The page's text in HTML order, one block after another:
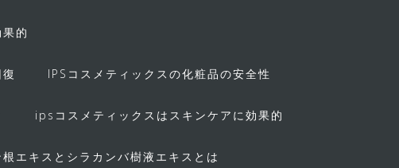
的
IPSコスメティックスの化粧品の安全性
ipsコスメティックスはスキンケアに効果的
エキスとシラカンバ樹液エキスとは